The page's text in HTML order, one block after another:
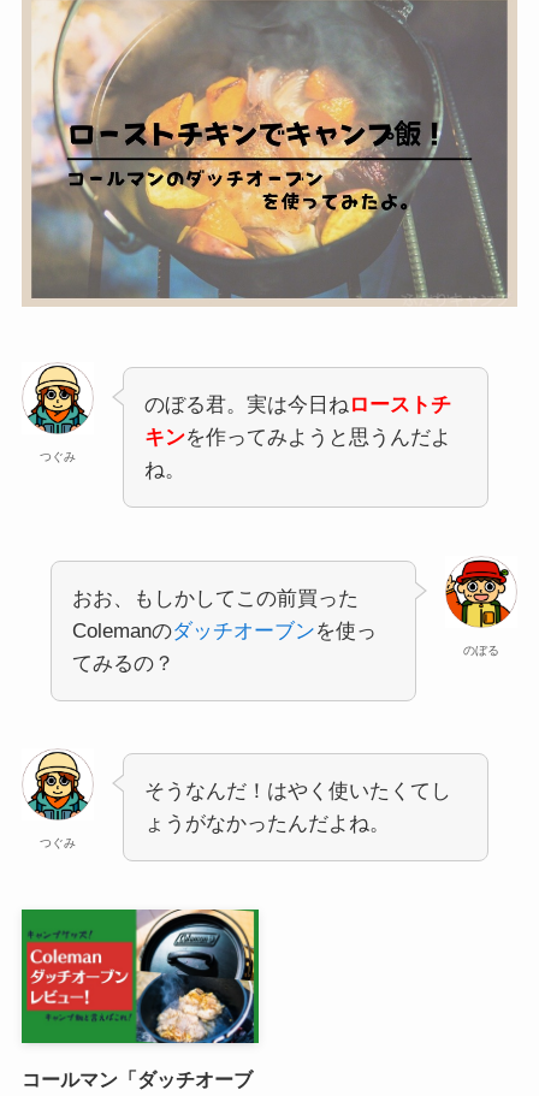
つぐみ
のぼる君。実は今日ね ローストチ
キンを作ってみようと思うんだよ
ね。
のぼる
おお、もしかしてこの前買った
Colemanのダッチオーブンを使っ
てみるの？
つぐみ
そうなんだ！はやく使いたくてし
ょうがなかったんだよね。
コールマン「ダッチオーブ